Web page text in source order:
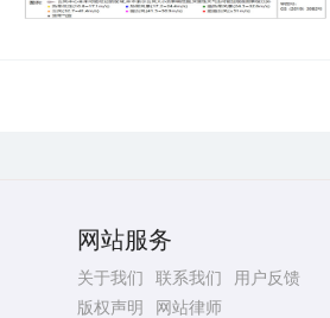
网站服务
关于我们 联系我们
用户反馈
版权声明
网站律师